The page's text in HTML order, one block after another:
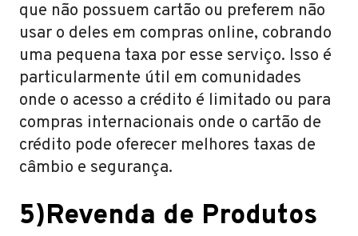
que não possuem cartão ou preferem não
usar o deles em compras online, cobrando
uma pequena taxa por esse serviço. Isso é
particularmente útil em comunidades
onde o acesso a crédito é limitado ou para
compras internacionais onde o cartão de
crédito pode oferecer melhores taxas de
câmbio e segurança.
5)Revenda de Produtos